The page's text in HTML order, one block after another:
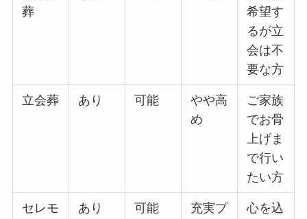
葬
希望す
るが立
会は不
要な方
立会葬 あり 可能
やや高
め
ご家族
でお骨
上げま
で行い
たい方
セレモ
あり 可能
充実プ
心を込